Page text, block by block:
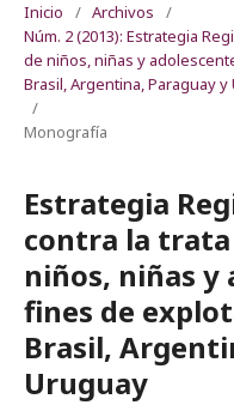
Inicio / Archivos
/
Núm. 2 (2013): Estrategia
de niños, niñas y
Brasil, Argentina, Paraguay
/
Monografía
Estrategia
contra la
niños, niñas y
fines de
Brasil,
Uruguay